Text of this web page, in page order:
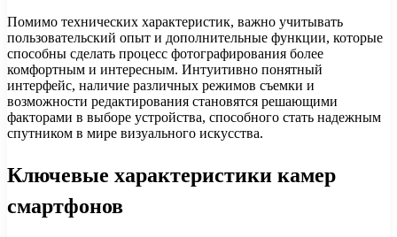
Помимо технических характеристик, важно учитывать
пользовательский опыт и дополнительные функции, которые
способны сделать процесс фотографирования более
комфортным и интересным. Интуитивно понятный
интерфейс, наличие различных режимов съемки и
возможности редактирования становятся решающими
факторами в выборе устройства, способного стать надежным
спутником в мире визуального искусства.
Ключевые характеристики камер
смартфонов